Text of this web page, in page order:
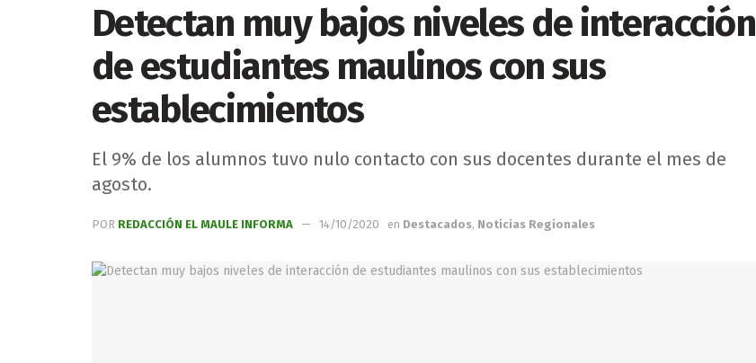
Detectan muy bajos niveles de interacción
de estudiantes maulinos con sus
establecimientos
El 9% de los alumnos tuvo nulo contacto con sus docentes durante el mes de
agosto.
POR REDACCIÓN EL MAULE INFORMA 14/10/2020 en Destacados, Noticias Regionales